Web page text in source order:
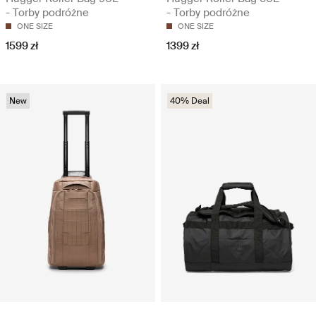
- Torby podróżne
ONE SIZE
1599 zł
- Torby podróżne
ONE SIZE
1399 zł
New 40% Deal